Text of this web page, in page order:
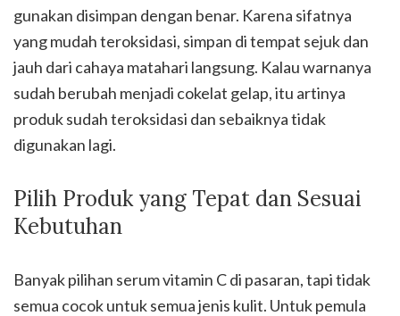
gunakan disimpan dengan benar. Karena sifatnya
yang mudah teroksidasi, simpan di tempat sejuk dan
jauh dari cahaya matahari langsung. Kalau warnanya
sudah berubah menjadi cokelat gelap, itu artinya
produk sudah teroksidasi dan sebaiknya tidak
digunakan lagi.
Pilih Produk yang Tepat dan Sesuai
Kebutuhan
Banyak pilihan serum vitamin C di pasaran, tapi tidak
semua cocok untuk semua jenis kulit. Untuk pemula